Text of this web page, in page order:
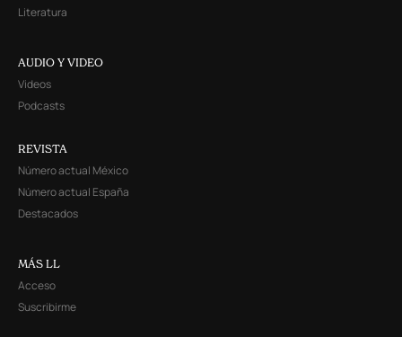
Literatura
AUDIO Y VIDEO
Videos
Podcasts
REVISTA
Número actual México
Número actual España
Destacados
MÁS LL
Acceso
Suscribirme